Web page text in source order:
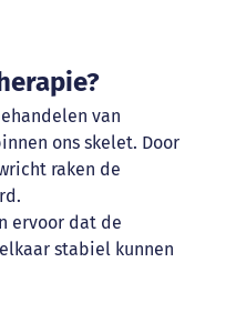
van
ons skelet. Door
raken de
ervoor dat de
stabiel kunnen